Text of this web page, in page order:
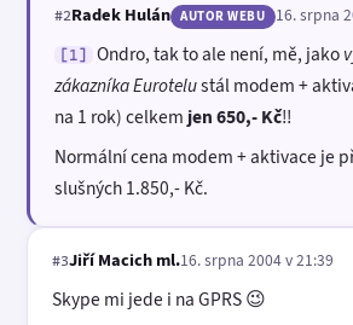
#2Radek Hulán AUTOR WEBU 16. srpna
[1] Ondro, tak to ale není, mě, jako
zákazníka Eurotelustál modem +
na 1 rok) celkem jen 650,- Kč!!
Normální cena modem + aktivace je
slušných 1.850,- Kč.
#3Jiří Macich ml.16. srpna 2004 v 21:39
Skype mi jede i na GPRS 😉